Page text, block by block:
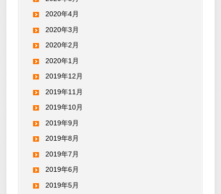
2020年4月
2020年3月
2020年2月
2020年1月
2019年12月
2019年11月
2019年10月
2019年9月
2019年8月
2019年7月
2019年6月
2019年5月